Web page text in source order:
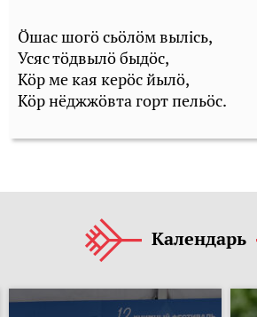
Ӧшас шогӧ сьӧлӧм вылiсь,
Усяс тӧдвылӧ быдӧс,
Кӧр ме кая керӧс йылӧ,
Кӧр нёджжӧвта горт пельӧс.
Календарь